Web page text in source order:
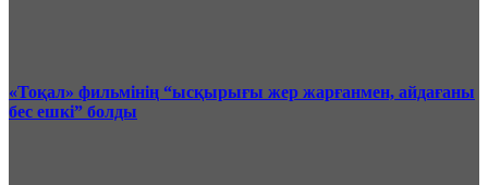
«Тоқал» фильмінің “ысқырығы жер жарғанмен, айдағаны
бес ешкі” болды